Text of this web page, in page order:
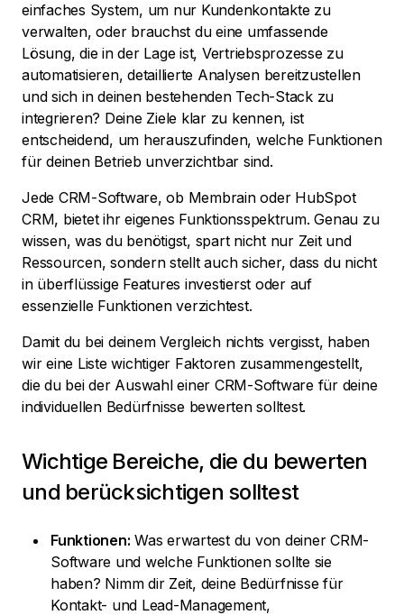
einfaches System, um nur Kundenkontakte zu
verwalten, oder brauchst du eine umfassende
Lösung, die in der Lage ist, Vertriebsprozesse zu
automatisieren, detaillierte Analysen bereitzustellen
und sich in deinen bestehenden Tech-Stack zu
integrieren? Deine Ziele klar zu kennen, ist
entscheidend, um herauszufinden, welche Funktionen
für deinen Betrieb unverzichtbar sind.
Jede CRM-Software, ob Membrain oder HubSpot
CRM, bietet ihr eigenes Funktionsspektrum. Genau zu
wissen, was du benötigst, spart nicht nur Zeit und
Ressourcen, sondern stellt auch sicher, dass du nicht
in überflüssige Features investierst oder auf
essenzielle Funktionen verzichtest.
Damit du bei deinem Vergleich nichts vergisst, haben
wir eine Liste wichtiger Faktoren zusammengestellt,
die du bei der Auswahl einer CRM-Software für deine
individuellen Bedürfnisse bewerten solltest.
Wichtige Bereiche, die du bewerten
und berücksichtigen solltest
Funktionen: Was erwartest du von deiner CRM-
Software und welche Funktionen sollte sie
haben? Nimm dir Zeit, deine Bedürfnisse für
Kontakt- und Lead-Management,